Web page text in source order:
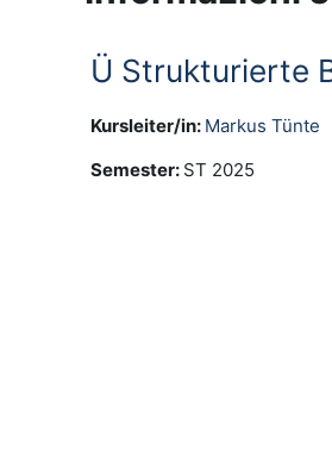
Ü Strukturierte
Kursleiter/in: Markus Tünte
Semester: ST 2025